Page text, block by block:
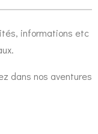
informations etc
dans nos aventures